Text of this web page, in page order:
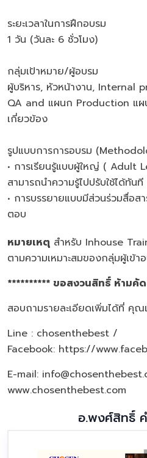
ระยะเวลาในการฝึกอบรม
1 วัน (วันละ 6 ชั่วโมง)
กลุ่มเป้าหมาย/ผู้อบรม
ผู้บริหาร, หัวหน้างาน, Internal
QA and แผนก Production แผ
เกี่ยวข้อง
รูปแบบการการอบรม
• การเรียนรู้แบบผู้ใหญ่ ( Adult
สามารถนำความรู้ไปปรับใช้ได้ทันที
• การบรรยายแบบมีส่วนร่วมสื่อ
ตอบ
หมายเหตุ สำหรับ Inhouse
ตามความเหมาะสมของกลุ่มผู้เข้า
********** ขอสงวนสิทธิ์ ห้ามคั
สอบถามรายละเอียดเพิ่มได้ที่ คุ
Line : chosenthebest /
Facebook: https://
E-mail:
www.chosenthebest.com
อ.พงศ์สิทธิ์